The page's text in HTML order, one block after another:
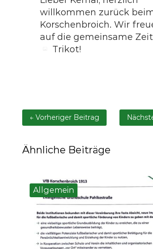
willkommen zurück
Korschenbroich. Wir
auf die gemeinsame
Trikot!
← Vorheriger Beitrag
Ähnliche Beiträge
Allgemein